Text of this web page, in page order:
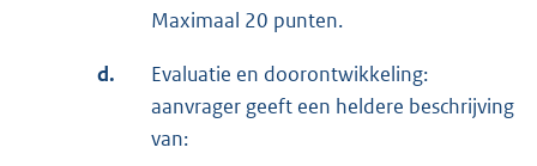
Maximaal 20 punten.
d.
Evaluatie en doorontwikkeling:
aanvrager geeft een heldere beschrijving
van: